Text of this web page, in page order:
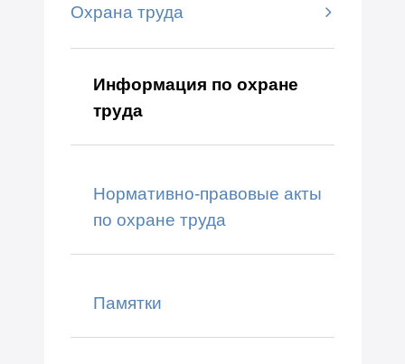
Охрана труда
Информация по охране
труда
Нормативно-правовые акты
по охране труда
Памятки